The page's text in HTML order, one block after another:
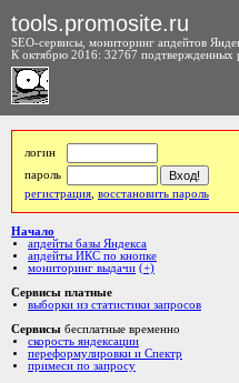
tools.promosite.ru
SEO-сервисы, мониторинг апдейтов
К октябрю 2016: 32767 подтвержденных
логин
пароль
регистрация восстановить пароль
Начало
апдейты базы Яндекса
апдейты ИКС по кнопке
мониторинг выдачи (+)
Сервисы платные
выборки из статистики запросов
Сервисы бесплатные временно
скорость яндексации
переформулировки и Спектр
примеси по запросу